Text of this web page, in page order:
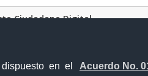
en el Acuerdo No.
Ciudadano Digital